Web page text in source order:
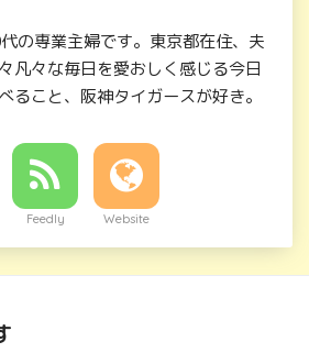
の専業主婦です。東京都在住、夫
凡々な毎日を愛おしく感じる今日
ること、阪神タイガースが好き。
Feedly Website